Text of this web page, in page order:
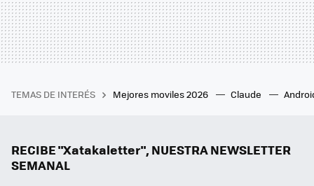
TEMAS DE INTERÉS Mejores moviles 2026 Claude
RECIBE "Xatakaletter", NUESTRA NEWSLETTER
SEMANAL